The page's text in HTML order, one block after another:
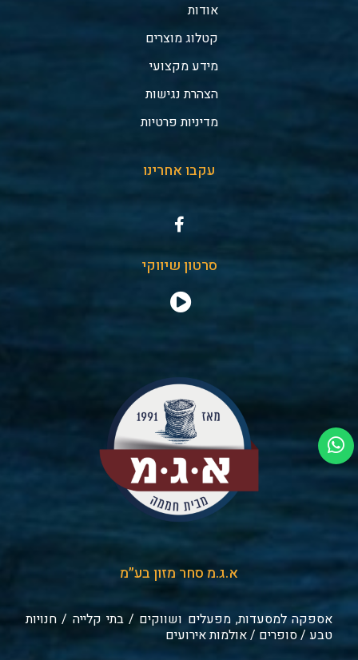
אודות
קטלוג מוצרים
מידע מקצועי
הצהרת נגישות
מדיניות פרטיות
עקבו אחרינו
סרטון שיווקי
א.ג.מ סחר מזון בע״מ
אספקה למסעדות, מפעלים ושווקים / בתי קלייה / חנויות
טבע / סופרים / אולמות אירועים